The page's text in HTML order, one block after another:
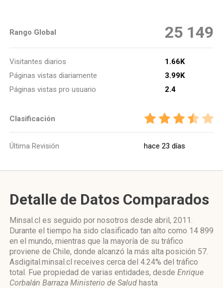
Rango Global 25 149
Visitantes diarios
1.66K
Páginas vistas diariamente
3.99K
Páginas vistas pro usuario
2.4
Clasificación
Última Revisión hace 23 días
Detalle de Datos Comparados
Minsal.cl es seguido por nosotros desde abril, 2011.
Durante el tiempo ha sido clasificado tan alto como 14 899
en el mundo, mientras que la mayoría de su tráfico
proviene de Chile, donde alcanzó la más alta posición 57.
Asdigital.minsal.cl receives cerca del 4.24% del tráfico
total. Fue propiedad de varias entidades, desde Enrique
Corbalán Barraza Ministerio de Salud hasta